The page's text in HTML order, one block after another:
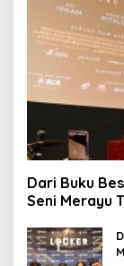
Dari Buku
Seni Merayu